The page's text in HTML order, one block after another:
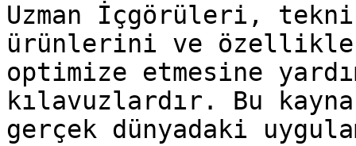
Uzman İçgörüleri,
ürünlerini ve
optimize etmesine
kılavuzlardır. Bu
gerçek dünyadaki